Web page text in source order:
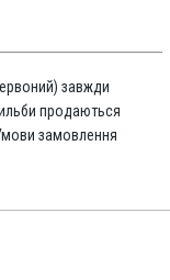
завжди
продаються
замовлення